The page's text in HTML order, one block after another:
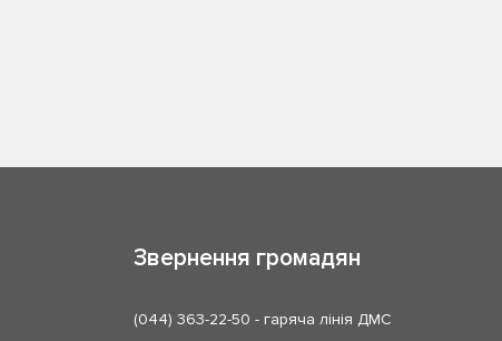
Звернення громадян
(044) 363-22-50 - гаряча лінія ДМС